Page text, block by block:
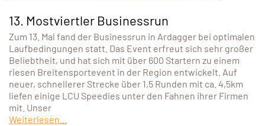
13. Mostviertler Businessrun
Zum 13. Mal fand der Businessrun in Ardagger bei optimalen
Laufbedingungen statt. Das Event erfreut sich sehr großer
Beliebtheit, und hat sich mit über 600 Startern zu einem
riesen Breitensportevent in der Region entwickelt. Auf
neuer, schnellerer Strecke über 1,5 Runden mit ca. 4,5km
liefen einige LCU Speedies unter den Fahnen ihrer Firmen
mit. Unser
Weiterlesen...